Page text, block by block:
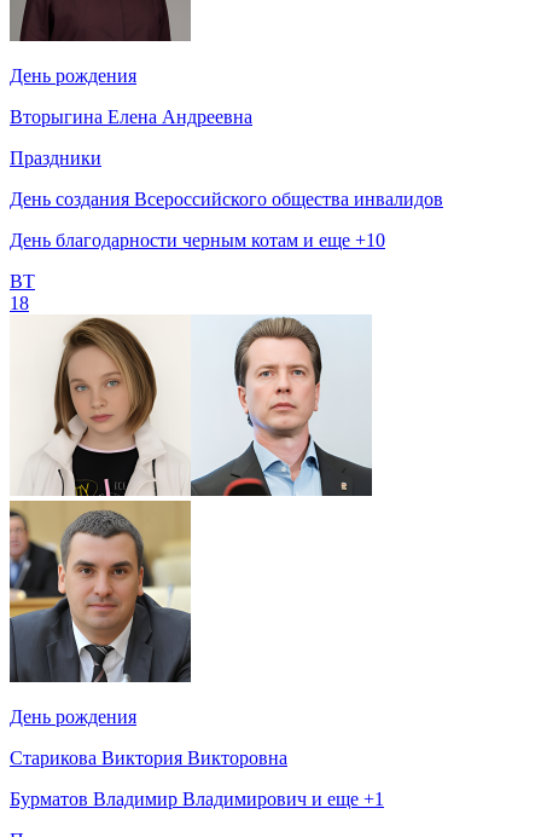
День рождения
Вторыгина Елена Андреевна
Праздники
День создания Всероссийского общества инвалидов
День благодарности черным котам и еще +10
ВТ
18
День рождения
Старикова Виктория Викторовна
Бурматов Владимир Владимирович и еще +1